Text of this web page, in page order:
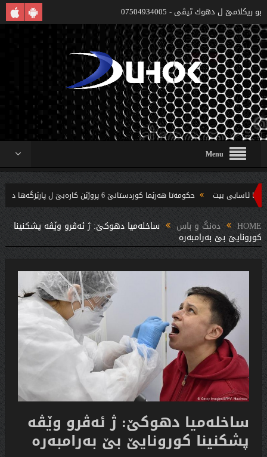
بو ريكلامێ ل دهوك تیڤی - 07504934005
Menu
حکومەتا هەرێما کوردستانێ 6 پروژێن کارەبێ ل پارێزگەها دهوکێ هنارتنه‌ قوناغا بجهئینانێ
بریار ده‌رئێخستن
HOME دەنگ و باس ساخله‌میا دهوكێ: ژ ئه‌ڤرو وێڤه‌ پشكنینا
كورونایێ بێ به‌رامبه‌ره‌
ساخله‌میا دهوكێ: ژ ئه‌ڤرو وێڤه‌
پشكنینا كورونایێ بێ به‌رامبه‌ره‌